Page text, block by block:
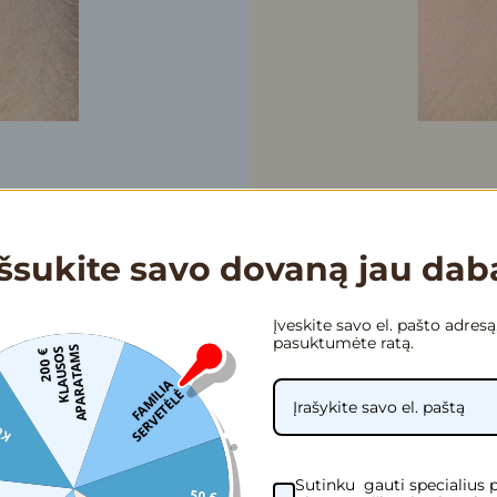
Jei prireikė klausos
savo dovaną jau
F
A
M
I
L
I
A
S
E
R
V
E
T
Ė
L
Ė
2
0
0
€
K
L
A
U
S
O
S
A
P
A
R
A
T
A
M S
Įveskite savo el. pašto
pasuktumėte ratą.
Sutinku gauti specialius